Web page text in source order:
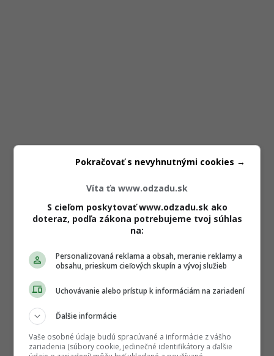
Víta ťa www.odzadu.sk
S cieľom poskytovať www.odzadu.sk ako
doteraz, podľa zákona potrebujeme tvoj súhlas
na:
Personalizovaná reklama a obsah, meranie reklamy a
obsahu, prieskum cieľových skupín a vývoj služieb
Uchovávanie alebo prístup k informáciám na zariadení
Ďalšie informácie
Vaše osobné údaje budú spracúvané a informácie z vášho
zariadenia (súbory cookie, jedinečné identifikátory a ďalšie
Pokračovať s nevyhnutnými cookies →